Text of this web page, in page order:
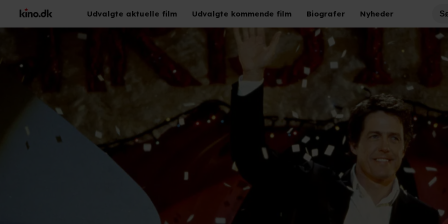
Udvalgte aktuelle film Udvalgte kommende film Biografer Nyheder